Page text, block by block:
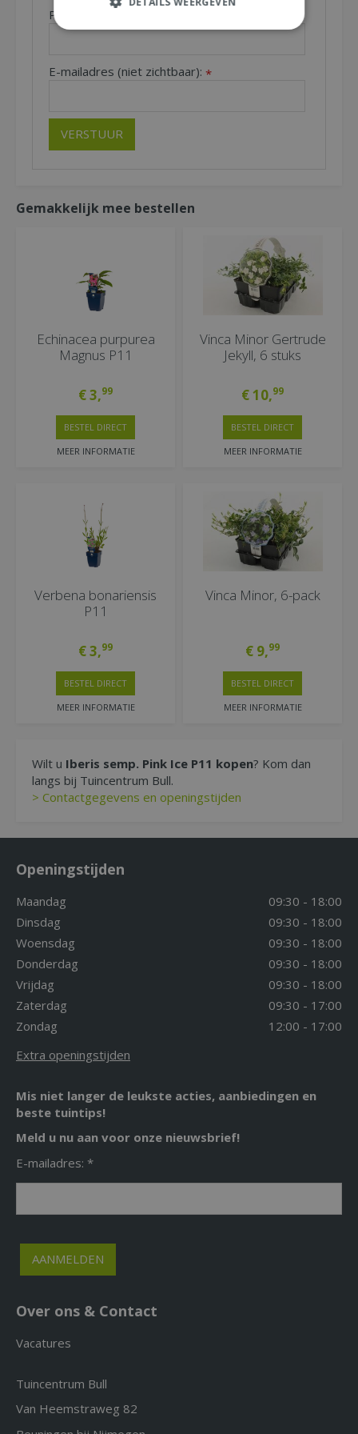
Plaats (zichtbaar op website):
E-mailadres (niet zichtbaar): *
Gemakkelijk mee bestellen
Echinacea purpurea
Magnus P11
€3,99
MEER INFORMATIE
BESTEL DIRECT
Vinca Minor Gertrude
Jekyll, 6 stuks
€10,99
MEER INFORMATIE
BESTEL DIRECT
Verbena bonariensis
P11
€3,99
MEER INFORMATIE
BESTEL DIRECT
Vinca Minor, 6-pack
€ 9,99
MEER INFORMATIE
BESTEL DIRECT
Wilt u Iberis semp. Pink Ice P11 kopen? Kom dan
langs bij Tuincentrum Bull.
> Contactgegevens en openingstijden
Openingstijden
Maandag
09:30 - 18:00
Dinsdag
09:30 - 18:00
Woensdag
09:30 - 18:00
Donderdag
09:30 - 18:00
Vrijdag
09:30 - 18:00
Zaterdag
09:30 - 17:00
Zondag
12:00 - 17:00
Extra openingstijden
Mis niet langer de leukste acties, aanbiedingen en
beste tuintips!
Meld u nu aan voor onze nieuwsbrief!
E-mailadres: *
Over ons & Contact
Vacatures
Tuincentrum Bull
Van Heemstraweg 82